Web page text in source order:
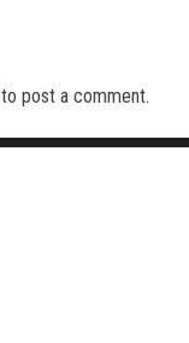
to post a comment.